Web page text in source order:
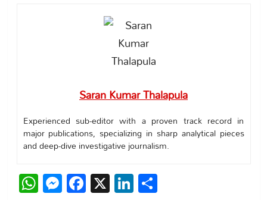
Saran Kumar Thalapula
Experienced sub-editor with a proven track record in
major publications, specializing in sharp analytical pieces
and deep-dive investigative journalism.
WhatsApp
Messenger
Facebook
X LinkedIn
Share